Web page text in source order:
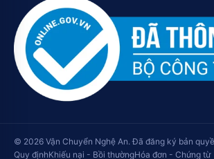
© 2026 Vận Chuyển Nghệ An. Đã đăng ký bản
Quy địnhKhiếu nại - Bồi thườngHóa đơn - Chứng từ